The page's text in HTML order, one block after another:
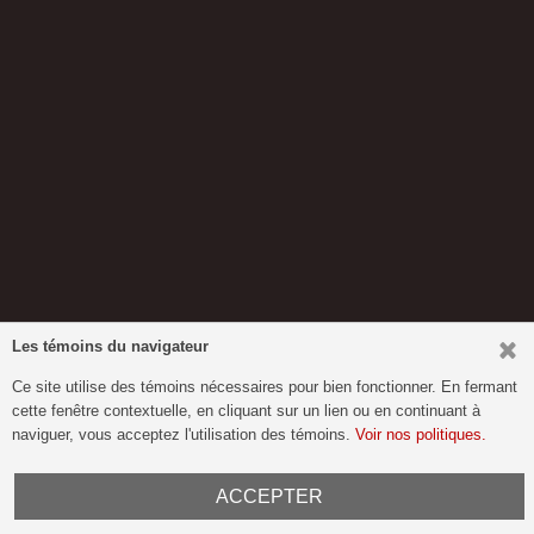
Les témoins du navigateur
Ce site utilise des témoins nécessaires pour bien fonctionner. En fermant
cette fenêtre contextuelle, en cliquant sur un lien ou en continuant à
naviguer, vous acceptez l'utilisation des témoins. Voir nos politiques.
ACCEPTER